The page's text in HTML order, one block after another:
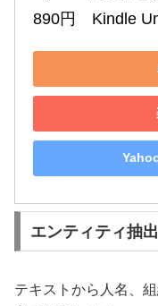
890円　Kindle
エンティティ抽出
テキストから人名、